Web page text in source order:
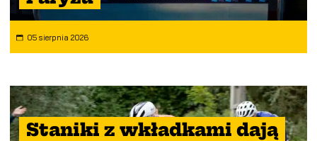
05 sierpnia 2026
Staniki z wkładkami dają